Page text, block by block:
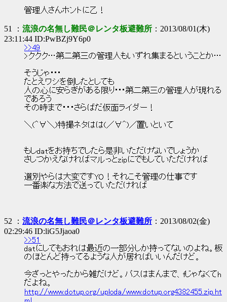
管理人さんホントに乙！
51 ： 流浪の名無し難民＠レンタ板避難所 ：2013/08/01(木)
23:11:44 ID:PwBZj9Y6p0
>>49
>ククク…第二第三の管理人もいずれ集まるということか…
そうじゃ･･･
たとえワシを倒したとしても
人の心に安らぎがある限り･･･第二第三の管理人が現れる
であろう
その時まで・・・さらばだ仮面ライダー！
＼(＾∀＼)特撮ネタはは(／∀＾)／置いといて
もしdatをお持ちでしたら是非いただけないでしょうか
さしつかえなければマルっとzipにでもしていただければ
選別やらは大変ですYO！それこそ管理の仕事です
一番楽な方法で送っていただければ
52 ： 流浪の名無し難民＠レンタ板避難所 ：2013/08/02(金)
02:29:46 ID:liG5Jjaoa0
>>51
datにしてもおれは最近の一部分しか持ってないのよね。板
のほとんど持ってるような人が居ればいいんだけど。
今ざっとやったから雑だけど。パスはまんまで、fじゃなくてh
だよね。
http://www.dotup.org/uploda/www.dotup.org4382455.zip.ht